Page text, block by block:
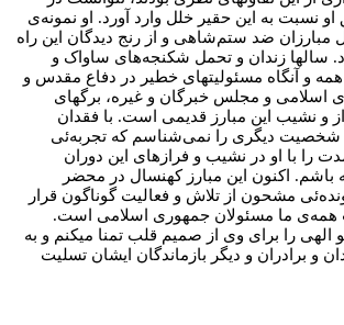
به این حقیر خلل وارد آورد. او نمونه‌ی
مبارزان ضد ستم‌شاهی و از رنج دیدگان این راه
سالها زندان و تحمل شکنجه‌های ساواک و
همه و آنگاه مسئولیتهای خطیر در دفاع مقدس و
و مجلس خبرگان و غیره، برگهای
و نشیب این مبارز قدیمی است. با فقدان
شخصیت دیگری را نمی‌شناسم که تجربه‌ئی
را با او در نشیب و فرازهای این دوران
باشم. اکنون این مبارز کهنسال در محضر
مشحون از تلاش و فعالیت گوناگون قرار
همه‌ی ما مسئولان جمهوری اسلامی است.
را برای وی از صمیم قلب تمنا میکنم و به
و برادران و دیگر بازماندگان ایشان تسلیت